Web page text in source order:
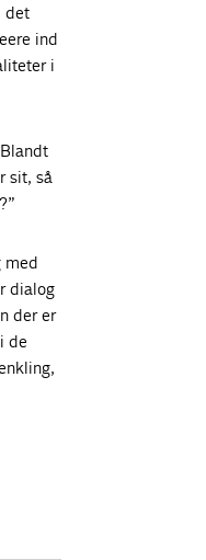
det
ind
i
sit, så
med
dialog
der er
de